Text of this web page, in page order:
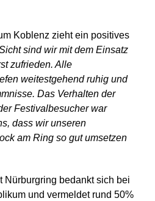
Koblenz zieht ein positives
sind wir mit dem Einsatz
zufrieden. Alle
weitestgehend ruhig und
Das Verhalten der
Festivalbesucher war
dass wir unseren
am Ring so gut umsetzen
Nürburgring bedankt sich bei
und vermeldet rund 50%